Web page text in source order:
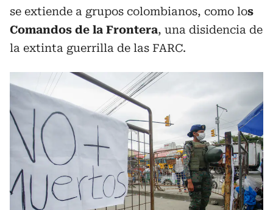
se extiende a grupos colombianos, como los
Comandos de la Frontera, una disidencia de
la extinta guerrilla de las FARC.